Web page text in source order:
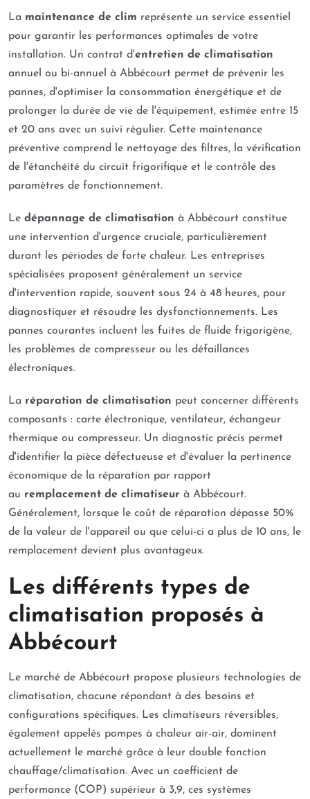
La maintenance de clim représente un service essentiel
pour garantir les performances optimales de votre
installation. Un contrat d'entretien de climatisation
annuel ou bi-annuel à Abbécourt permet de prévenir les
pannes, d'optimiser la consommation énergétique et de
prolonger la durée de vie de l'équipement, estimée entre 15
et 20 ans avec un suivi régulier. Cette maintenance
préventive comprend le nettoyage des filtres, la vérification
de l'étanchéité du circuit frigorifique et le contrôle des
paramètres de fonctionnement.
Le dépannage de climatisation à Abbécourt constitue
une intervention d'urgence cruciale, particulièrement
durant les périodes de forte chaleur. Les entreprises
spécialisées proposent généralement un service
d'intervention rapide, souvent sous 24 à 48 heures, pour
diagnostiquer et résoudre les dysfonctionnements. Les
pannes courantes incluent les fuites de fluide frigorigène,
les problèmes de compresseur ou les défaillances
électroniques.
La réparation de climatisation peut concerner différents
composants : carte électronique, ventilateur, échangeur
thermique ou compresseur. Un diagnostic précis permet
d'identifier la pièce défectueuse et d'évaluer la pertinence
économique de la réparation par rapport
au remplacement de climatiseur à Abbécourt.
Généralement, lorsque le coût de réparation dépasse 50%
de la valeur de l'appareil ou que celui-ci a plus de 10 ans, le
remplacement devient plus avantageux.
Les différents types de
climatisation proposés à
Abbécourt
Le marché de Abbécourt propose plusieurs technologies de
climatisation, chacune répondant à des besoins et
configurations spécifiques. Les climatiseurs réversibles,
également appelés pompes à chaleur air-air, dominent
actuellement le marché grâce à leur double fonction
chauffage/climatisation. Avec un coefficient de
performance (COP) supérieur à 3,9, ces systèmes